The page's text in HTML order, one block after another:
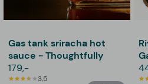
Gas tank sriracha hot
sauce - Thoughtfully
179,-
3,5